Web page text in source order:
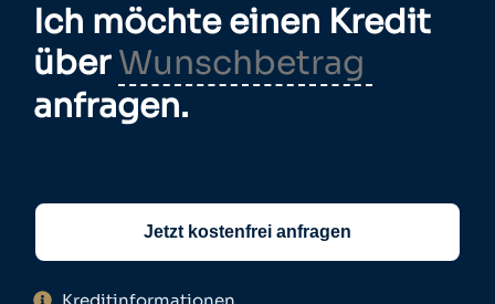
Ich möchte einen Kredit
über
anfragen.
Jetzt kostenfrei anfragen